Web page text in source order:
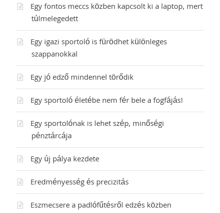
Egy fontos meccs közben kapcsolt ki a laptop, mert
túlmelegedett
Egy igazi sportoló is fürödhet különleges
szappanokkal
Egy jó edző mindennel törődik
Egy sportoló életébe nem fér bele a fogfájás!
Egy sportolónak is lehet szép, minőségi
pénztárcája
Egy új pálya kezdete
Eredményesség és precizitás
Eszmecsere a padlófűtésről edzés közben